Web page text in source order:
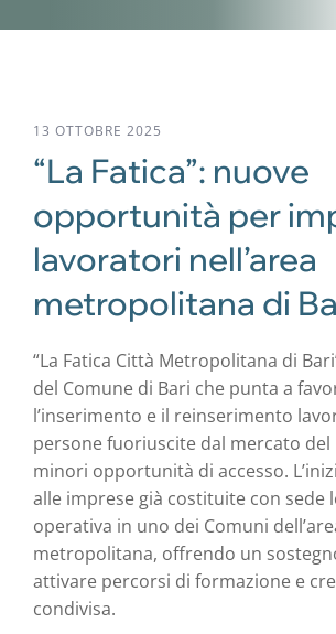
13 OTTOBRE 2025
“La Fatica”: nuove
opportunità per
lavoratori nell’area
metropolitana di
“La Fatica Città Metropolitana di
del Comune di Bari che punta a
l’inserimento e il reinserimento
persone fuoriuscite dal mercato del
minori opportunità di accesso.
alle imprese già costituite con sede
operativa in uno dei Comuni
metropolitana, offrendo un
attivare percorsi di formazione e
condivisa.